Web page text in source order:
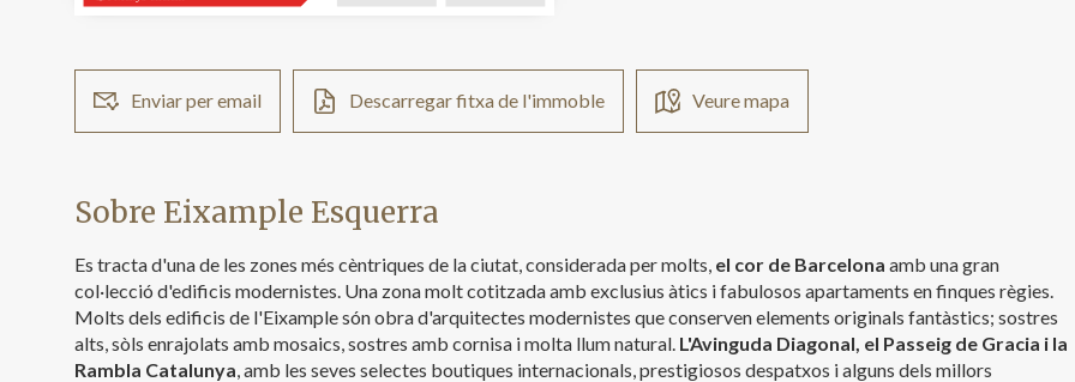
Enviar per email Descarregar fitxa de l'immoble Veure mapa
Sobre Eixample Esquerra
Es tracta d'una de les zones més cèntriques de la ciutat, considerada per molts, el cor de Barcelona amb una gran
col·lecció d'edificis modernistes. Una zona molt cotitzada amb exclusius àtics i fabulosos apartaments en finques règies.
Molts dels edificis de l'Eixample són obra d'arquitectes modernistes que conserven elements originals fantàstics; sostres
alts, sòls enrajolats amb mosaics, sostres amb cornisa i molta llum natural. L'Avinguda Diagonal, el Passeig de Gracia i la
Rambla Catalunya , amb les seves selectes boutiques internacionals, prestigiosos despatxos i alguns dels millors